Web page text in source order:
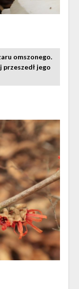
omszonego.
przeszedł jego